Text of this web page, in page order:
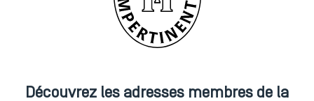
Découvrez les adresses membres de la